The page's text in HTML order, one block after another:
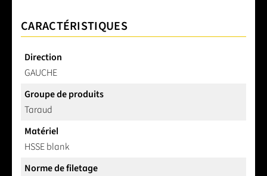
CARACTÉRISTIQUES
Direction
GAUCHE
Groupe de produits
Taraud
Matériel
HSSE blank
Norme de filetage